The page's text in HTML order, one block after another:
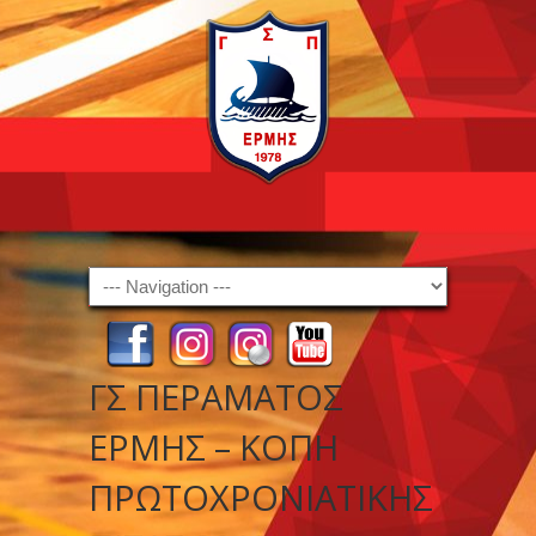
Navigation
ΓΣ ΠΕΡΑΜΑΤΟΣ
ΕΡΜΗΣ – ΚΟΠΗ
ΠΡΩΤΟΧΡΟΝΙΑΤΙΚΗΣ